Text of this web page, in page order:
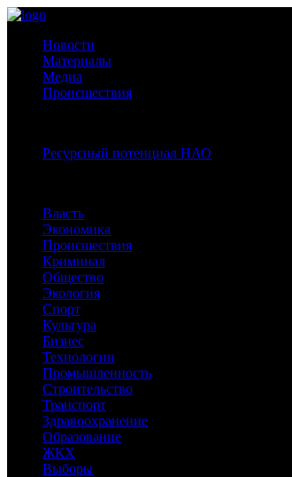
Новости
Материалы
Медиа
Происшествия
Ресурсный потенциал НАО
Власть
Экономика
Происшествия
Криминал
Общество
Экология
Спорт
Культура
Бизнес
Технологии
Промышленность
Строительство
Транспорт
Здравоохранение
Образование
ЖКХ
Выборы